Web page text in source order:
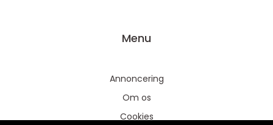
Menu
Annoncering
Om os
Cookies